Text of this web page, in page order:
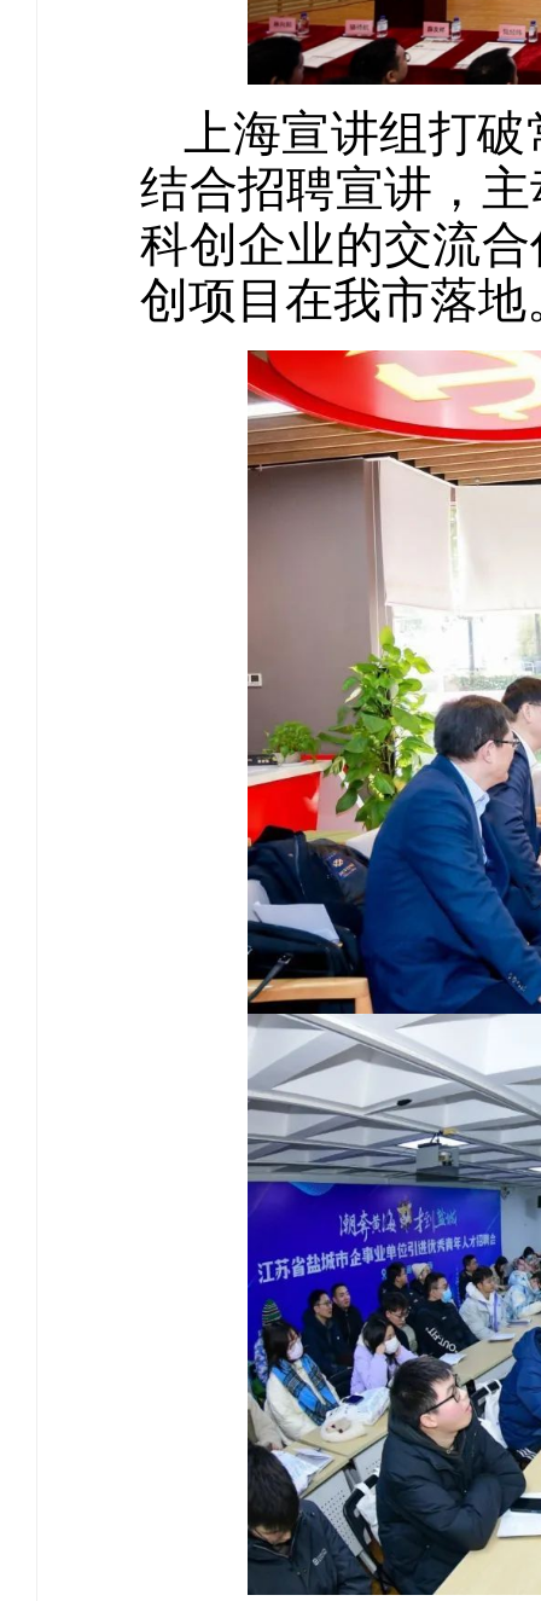
上海宣讲组打
结合招聘宣讲，
科创企业的交流
创项目在我市落地